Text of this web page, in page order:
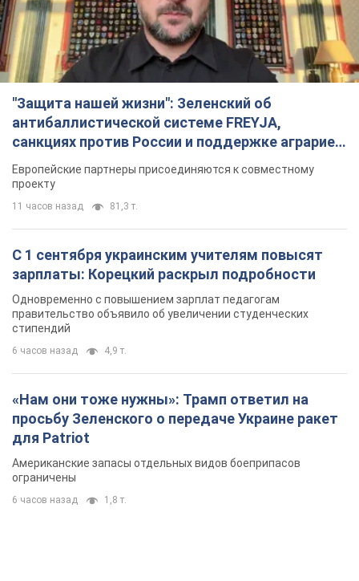
"Защита нашей жизни": Зеленский об
антибаллистической системе FREYJA,
санкциях против России и поддержке аграриев.
Видео
Европейские партнеры присоединяются к совместному
проекту
11 часов назад 81,3 т.
С 1 сентября украинским учителям повысят
зарплаты: Корецкий раскрыл подробности
Одновременно с повышением зарплат педагогам
правительство объявило об увеличении студенческих
стипендий
6 часов назад 4,9 т.
«Нам они тоже нужны»: Трамп ответил на
просьбу Зеленского о передаче Украине ракет
для Patriot
Американские запасы отдельных видов боеприпасов
ограничены
6 часов назад 1,8 т.